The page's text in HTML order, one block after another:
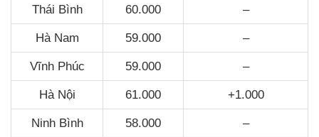
Thái Bình 60.000 –
Hà Nam 59.000 –
Vĩnh Phúc 59.000 –
Hà Nội 61.000 +1.000
Ninh Bình 58.000 –